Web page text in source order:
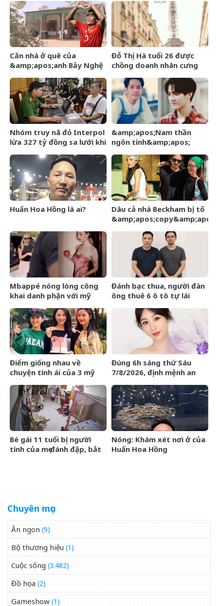
HIẾM CÓ, tiền bạc tự động
kéo về
Căn nhà ở quê của
&amp;apos;anh Bảy Nghệ
đình đám MXH
Đỗ Thị Hà tuổi 26 được
chồng doanh nhân cưng
rạng rỡ
Nhóm truy nã đỏ Interpol
lừa 327 tỷ đồng sa lưới khi
&amp;apos;Nam thần
ngôn tình&amp;apos;
U60 vẫn như thanh niên
Huấn Hoa Hồng là ai?
Dâu cả nhà Beckham bị tố
&amp;apos;copy&amp;apos;
Victoria giữa sóng gió gia
Mbappé nóng lòng công
khai danh phận với mỹ
rồi
Đánh bạc thua, người đàn
ông thuê 6 ô tô tự lái
Điểm giống nhau về
chuyện tình ái của 3 mỹ
Đúng 6h sáng thứ Sáu
7/8/2026, định mệnh an
như cá chép hóa rồng,
giàu có lên bất chấp
Bé gái 11 tuổi bị người
tình của mẹ đánh đập, bắt
Nóng: Khám xét nơi ở của
Huấn Hoa Hồng
Chuyên mục
Ăn ngon (9)
Bộ thương hiệu (1)
Cuộc sống (3.482)
Đồ họa (2)
Gameshow (1)